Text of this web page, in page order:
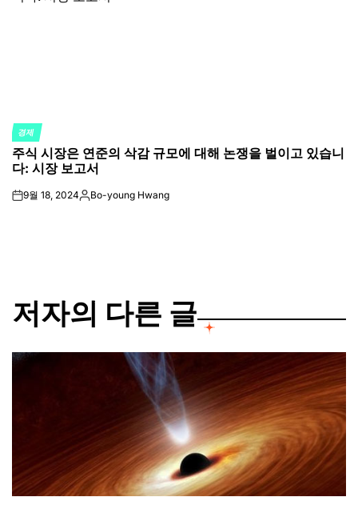
POSTED
IN
경제
주식 시장은 연준의 삭감 규모에 대해 논쟁을 벌이고 있습니
다: 시장 보고서
on9월 18, 2024Posted
Bo-young Hwang
저자의 다른 글